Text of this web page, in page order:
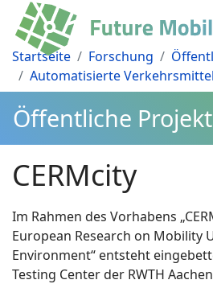
Startseite Forschung
Automatisierte Verkehrsmittel
Öffentliche
CERMcity
Im Rahmen des Vorhabens
European Research on Mobility
Environment“ entsteht
Testing Center der RWTH